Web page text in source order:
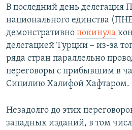
В последний день делегация
национального единства
демонстративно покинула
делегацией Турции – из-за
ряда стран параллельно
переговоры с прибывшим в
Сицилию Халифой Хафтаром.
Незадолго до этих
западных изданий, в том